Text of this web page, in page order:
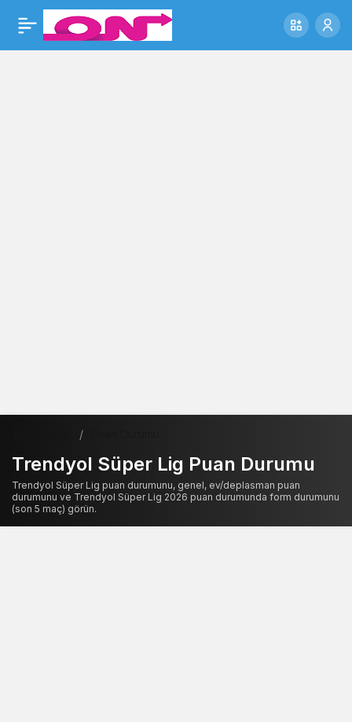
Trendyol Süper Lig Puan Durumu
Trendyol Süper Lig puan durumunu, genel, ev/deplasman puan
durumunu ve Trendyol Süper Lig 2026 puan durumunda form durumunu
(son 5 maç) görün.